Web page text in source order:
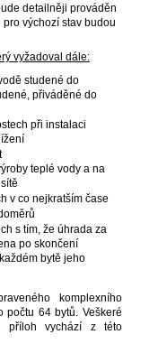
detailněji prováděn
výchozí stav budou
vyžadoval dále:
studené do
přiváděné do
při instalaci
teplé vody a na
v co nejkratším čase
s tím, že úhrada za
po skončení
bytě jeho
komplexního
počtu 64 bytů. Veškeré
příloh vychází z této